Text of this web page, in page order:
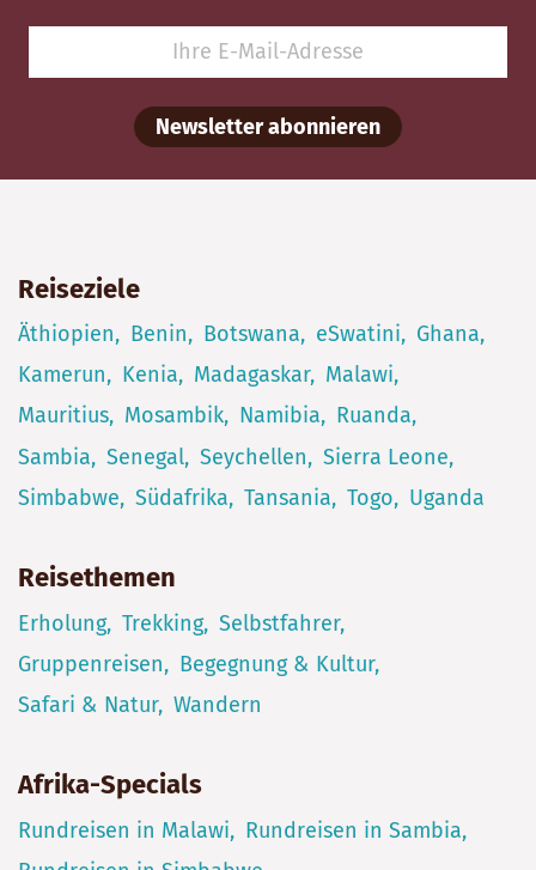
Newsletter abonnieren
Reiseziele
Äthiopien Benin Botswana eSwatini
Ghana
Kamerun
Kenia Madagaskar
Malawi
Mauritius
Mosambik Namibia
Ruanda
Sambia
Senegal Seychellen
Sierra Leone
Simbabwe
Südafrika Tansania Togo Uganda
Reisethemen
Erholung Trekking Selbstfahrer
Gruppenreisen
Begegnung & Kultur
Safari & Natur Wandern
Afrika-Specials
Rundreisen in Malawi
Rundreisen in Sambia